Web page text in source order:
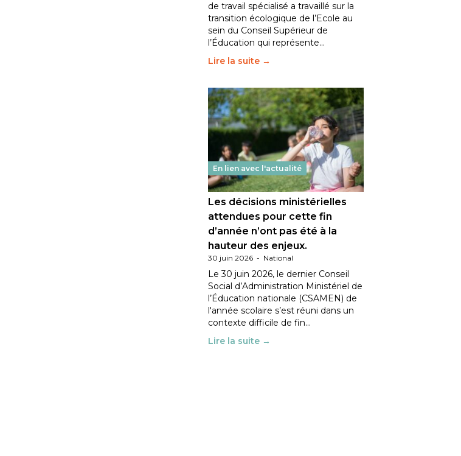
de travail spécialisé a travaillé sur la
transition écologique de l’Ecole au
sein du Conseil Supérieur de
l’Éducation qui représente…
Lire la suite →
En lien avec l'actualité
Les décisions ministérielles
attendues pour cette fin
d’année n’ont pas été à la
hauteur des enjeux.
30 juin 2026 - National
Le 30 juin 2026, le dernier Conseil
Social d’Administration Ministériel de
l’Éducation nationale (CSAMEN) de
l'année scolaire s’est réuni dans un
contexte difficile de fin…
Lire la suite →